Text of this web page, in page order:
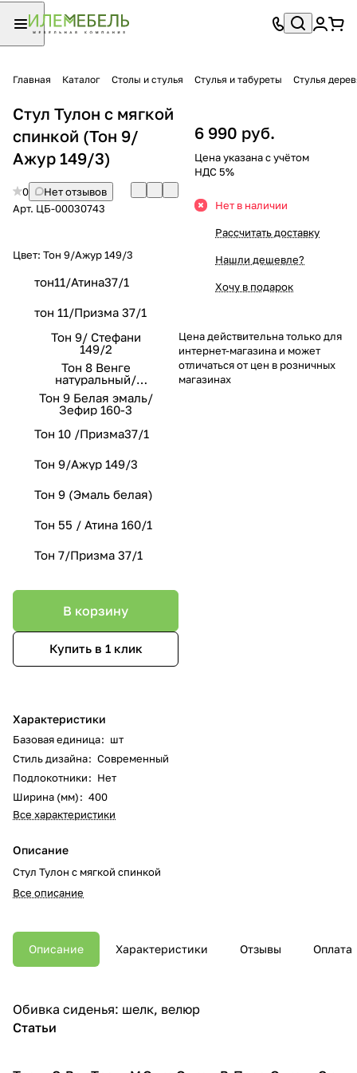
Главная Каталог Столы и стулья Стулья и табуреты Стулья
Стул Тулон с мягкой
спинкой (Тон 9/
Ажур 149/3)
0
Нет отзывов
Арт. ЦБ-00030743
Цвет: Тон 9/Ажур 149/3
тон11/Атина37/1
тон 11/Призма 37/1
Тон 9/ Стефани
149/2
Тон 8 Венге
натуральный/
Стефани 149-2
Тон 9 Белая эмаль/
Зефир 160-3
Тон 10 /Призма37/1
Тон 9/Ажур 149/3
Тон 9 (Эмаль белая)
Тон 55 / Атина 160/1
Тон 7/Призма 37/1
В корзину
Купить в 1 клик
Характеристики
Базовая единица: шт
Стиль дизайна: Современный
Подлокотники: Нет
Ширина (мм): 400
Все характеристики
Описание
Стул Тулон с мягкой спинкой
Все описание
6 990 руб.
Цена указана с учётом
НДС 5%
Нет в наличии
Рассчитать доставку
Нашли дешевле?
Хочу в подарок
Цена действительна только для
интернет-магазина и может
отличаться от цен в розничных
магазинах
Описание Характеристики Отзывы Оплата
Обивка сиденья: шелк, велюр
Статьи